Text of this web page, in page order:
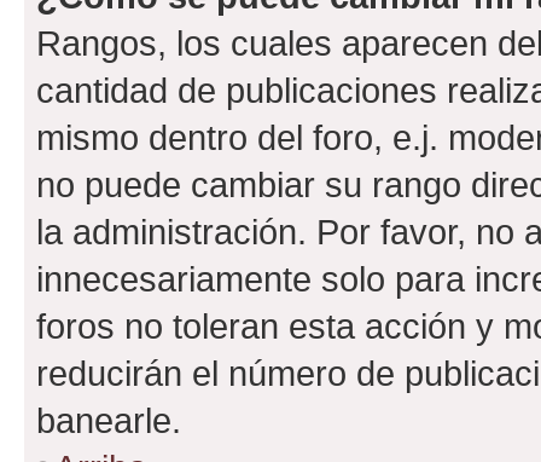
Rangos, los cuales aparecen
cantidad de publicaciones
mismo dentro del foro, e.j.
no puede cambiar su rango
la administración. Por favor, no
innecesariamente solo para
foros no toleran esta acción y
reducirán el número de
banearle.